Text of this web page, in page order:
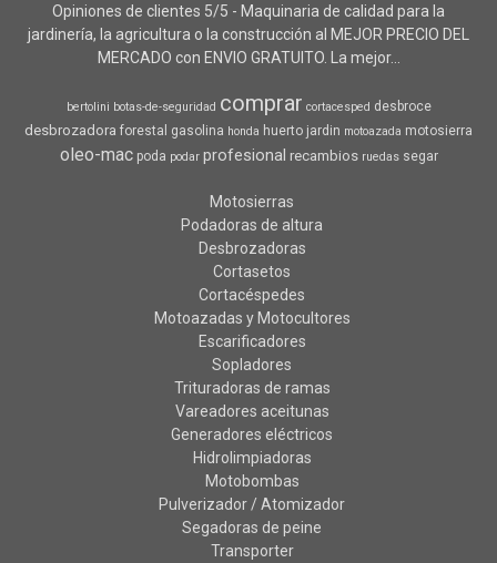
Opiniones de clientes 5/5 - Maquinaria de calidad para la
jardinería, la agricultura o la construcción al MEJOR PRECIO DEL
MERCADO con ENVIO GRATUITO. La mejor...
bertolini botas-de-seguridad comprar cortacesped desbroce
desbrozadora forestal gasolina honda huerto jardin motoazada motosierra
oleo-mac poda podar profesional recambios ruedas segar
Motosierras
Podadoras de altura
Desbrozadoras
Cortasetos
Cortacéspedes
Motoazadas y Motocultores
Escarificadores
Sopladores
Trituradoras de ramas
Vareadores aceitunas
Generadores eléctricos
Hidrolimpiadoras
Motobombas
Pulverizador / Atomizador
Segadoras de peine
Transporter